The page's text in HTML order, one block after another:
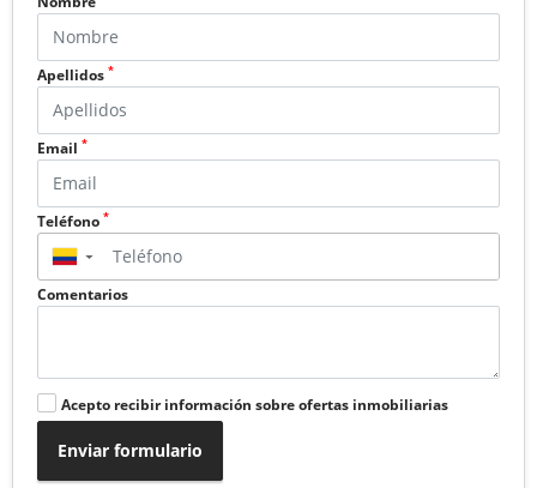
Apellidos *
Email *
Teléfono *
▼
Comentarios
Acepto recibir información sobre ofertas inmobiliarias
Enviar formulario